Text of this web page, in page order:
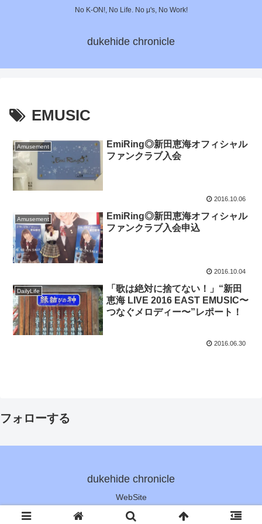
No K-ON!, No Life. No μ's, No Work!
dukehide chronicle
EMUSIC
Amusement
EmiRing◎新田恵海オフィシャル
ファンクラブ入会
2016.10.06
Amusement
EmiRing◎新田恵海オフィシャル
ファンクラブ入会申込
2016.10.04
DailyLife
「歌は絶対に捨てない！」“新田
恵海 LIVE 2016 EAST EMUSIC〜
つなぐメロディー〜”レポート！
2016.06.30
フォローする
dukehide chronicle
WebSite
Copyright © 2013-2026 dukehide All Rights Reserved.